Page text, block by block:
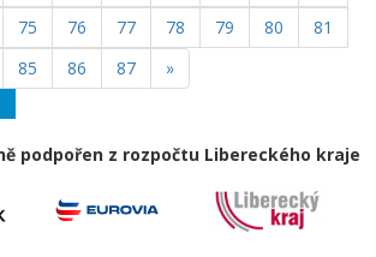
75 76 77 78 79 80
81
85 86 87 »
podpořen z rozpočtu Libereckého kraje